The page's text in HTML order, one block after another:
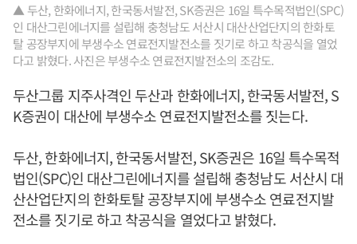
▲ 두산, 한화에너지, 한국동서발전, SK증권은 16일 특수목적법인(SPC)
인 대산그린에너지를 설립해 충청남도 서산시 대산산업단지의 한화토
탈 공장부지에 부생수소 연료전지발전소를 짓기로 하고 착공식을 열었
다고 밝혔다. 사진은 부생수소 연료전지발전소의 조감도.
두산그룹 지주사격인 두산과 한화에너지, 한국동서발전, S
K증권이 대산에 부생수소 연료전지발전소를 짓는다.
두산, 한화에너지, 한국동서발전, SK증권은 16일 특수목적
법인(SPC)인 대산그린에너지를 설립해 충청남도 서산시 대
산산업단지의 한화토탈 공장부지에 부생수소 연료전지발
전소를 짓기로 하고 착공식을 열었다고 밝혔다.